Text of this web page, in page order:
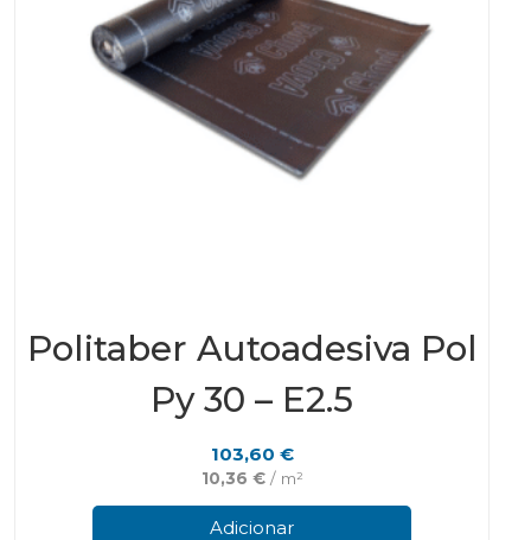
Politaber Autoadesiva Pol
Py 30 – E2.5
103,60 €
10,36 €/ m²
Adicionar